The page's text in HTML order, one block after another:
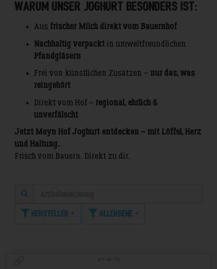
Warum unser Joghurt besonders ist:
Aus frischer Milch direkt vom Bauernhof
Nachhaltig verpackt in umweltfreundlichen
Pfandgläsern
Frei von künstlichen Zusätzen – nur das, was
reingehört
Direkt vom Hof – regional, ehrlich &
unverfälscht
Jetzt Meyn Hof Joghurt entdecken – mit Löffel, Herz
und Haltung.
Frisch vom Bauern. Direkt zu dir.
Hersteller Allergene